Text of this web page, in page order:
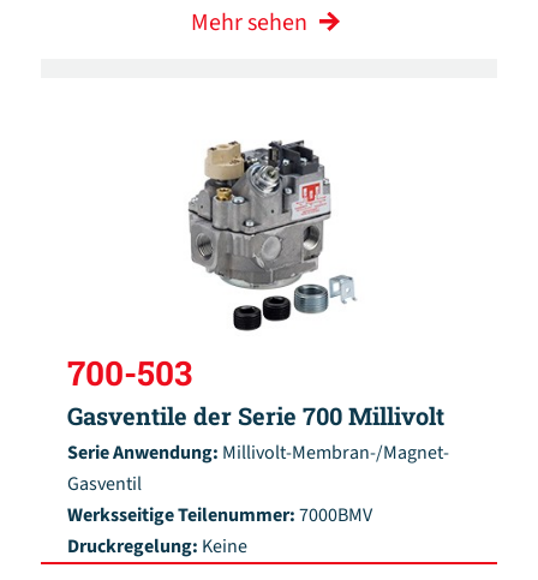
Mehr sehen
700-503
Gasventile der Serie 700 Millivolt
Serie Anwendung: Millivolt-Membran-/Magnet-
Gasventil
Werksseitige Teilenummer:7000BMV
Druckregelung: Keine